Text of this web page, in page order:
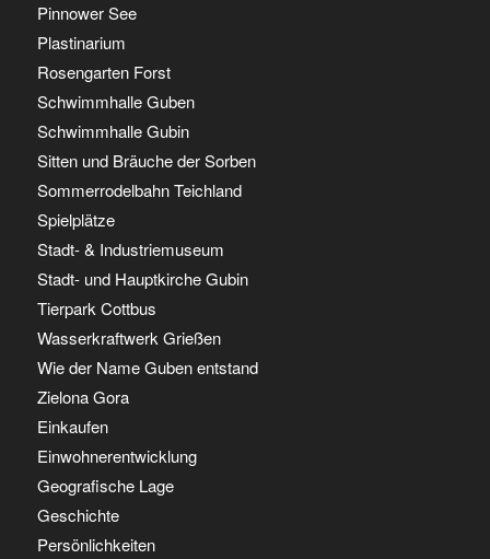
Pinnower See
Plastinarium
Rosengarten Forst
Schwimmhalle Guben
Schwimmhalle Gubin
Sitten und Bräuche der Sorben
Sommerrodelbahn Teichland
Spielplätze
Stadt- & Industriemuseum
Stadt- und Hauptkirche Gubin
Tierpark Cottbus
Wasserkraftwerk Grießen
Wie der Name Guben entstand
Zielona Gora
Einkaufen
Einwohnerentwicklung
Geografische Lage
Geschichte
Persönlichkeiten